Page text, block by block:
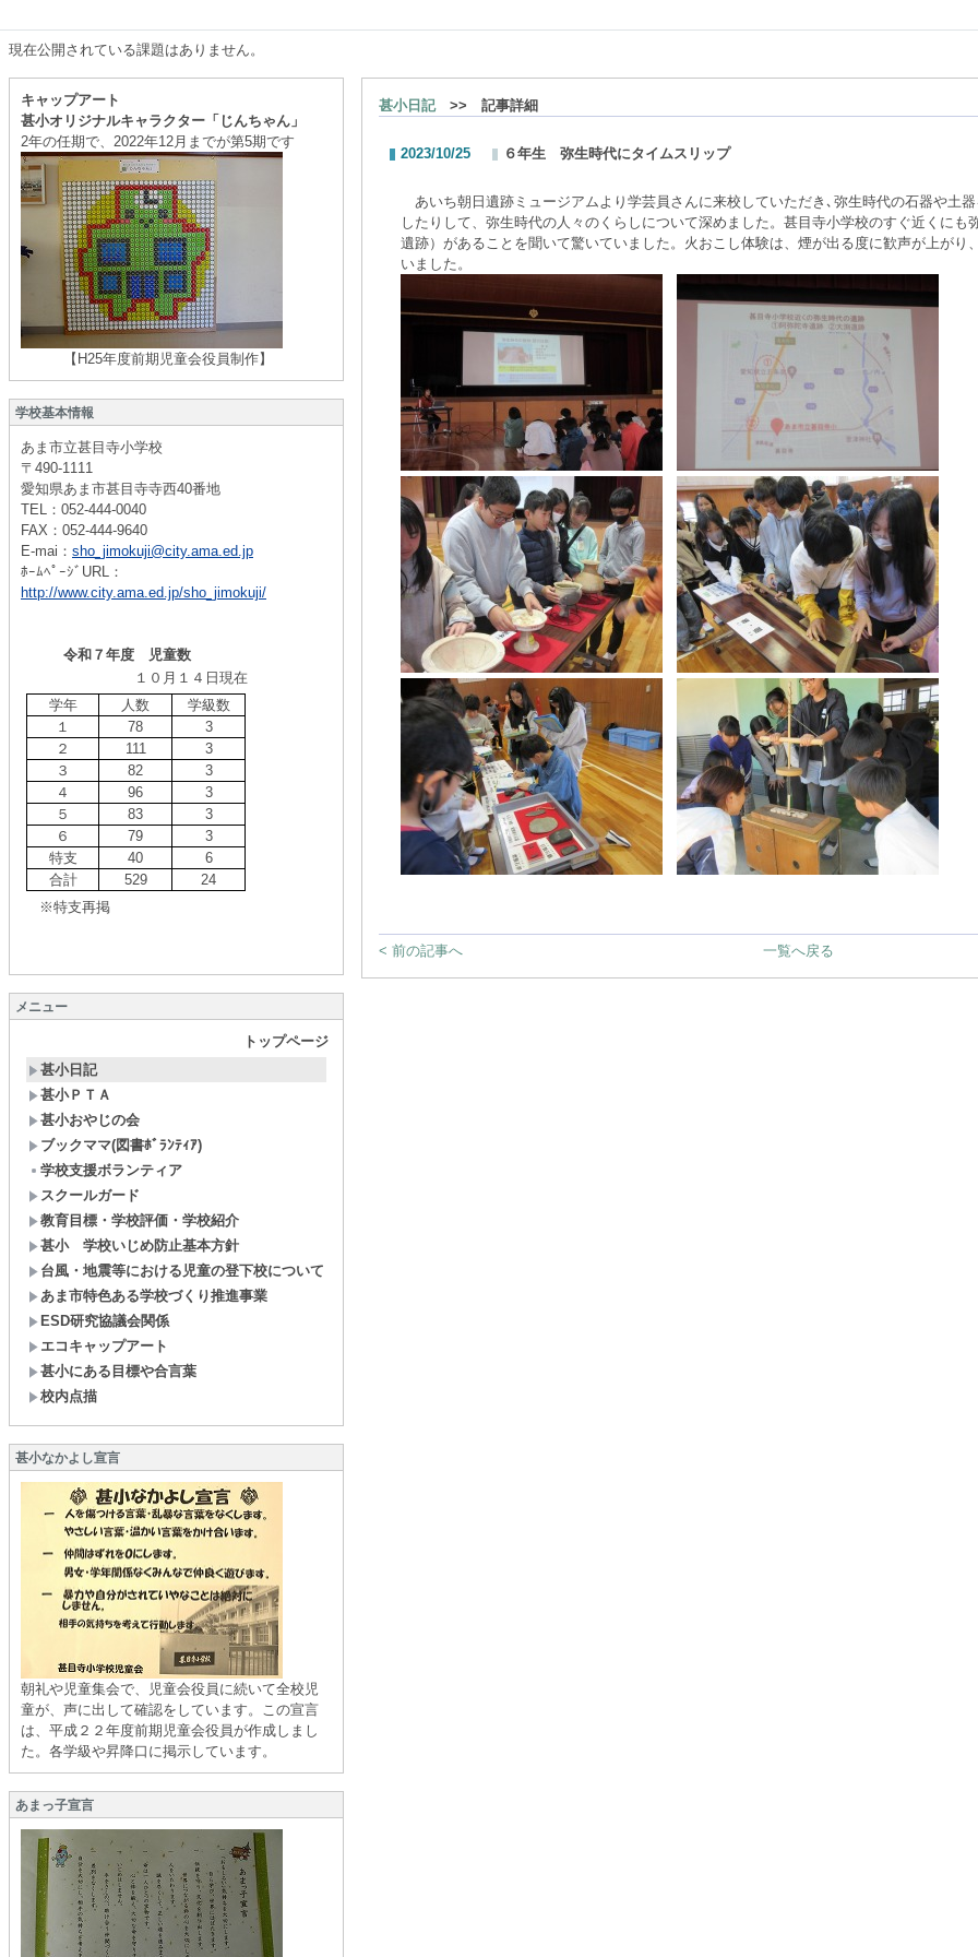
現在公開されている課題はありません。
キャップアート
甚小オリジナルキャラクター「じんちゃん」
2年の任期で、2022年12月までが第5期です
【H25年度前期児童会役員制作】
学校基本情報
あま市立甚目寺小学校
〒490-1111
愛知県あま市甚目寺寺西40番地
TEL：052-444-0040
FAX：052-444-9640
E-mai： sho_jimokuji@city.ama.ed.jp
ﾎｰﾑﾍﾟｰｼﾞURL：
http://www.city.ama.ed.jp/sho_jimokuji/
令和７年度 児童数
１０月１４日現在
学年
人数
学級数
１
78
3
２
111
3
３
82
3
４
96
3
５
83
3
６
79
3
特支
40
6
合計
529
24
※特支再掲
メニュー
トップページ
甚小日記
甚小ＰＴＡ
甚小おやじの会
ブックママ(図書ﾎﾞﾗﾝﾃｨｱ)
学校支援ボランティア
スクールガード
教育目標・学校評価・学校紹介
甚小 学校いじめ防止基本方針
台風・地震等における児童の登下校について
あま市特色ある学校づくり推進事業
ESD研究協議会関係
エコキャップアート
甚小にある目標や合言葉
校内点描
甚小なかよし宣言
朝礼や児童集会で、児童会役員に続いて全校児
童が、声に出して確認をしています。この宣言
は、平成２２年度前期児童会役員が作成しまし
た。各学級や昇降口に掲示しています。
あまっ子宣言
甚小日記>> 記事詳細
2023/10/25 ６年生 弥生時代にタイムスリップ
あいち朝日遺跡ミュージアムより学芸員さんに来校していただき､弥生時代の石器や土
したりして、弥生時代の人々のくらしについて深めました。甚目寺小学校のすぐ近くにも
遺跡）があることを聞いて驚いていました。火おこし体験は、煙が出る度に歓声が上がり
いました。
< 前の記事へ 一覧へ戻る